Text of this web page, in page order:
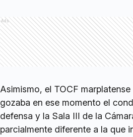
Ads
Asimismo, el TOCF
gozaba en ese momento el
defensa y la Sala III de la
parcialmente diferente a la que